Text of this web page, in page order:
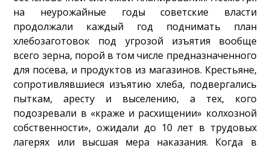
на неурожайные годы советские власти
продолжали каждый год поднимать план
хлебозаготовок под угрозой изъятия вообще
всего зерна, порой в том числе предназначенного
для посева, и продуктов из магазинов. Крестьяне,
сопротивлявшиеся изъятию хлеба, подвергались
пыткам, аресту и выселению, а тех, кого
подозревали в «краже и расхищении» колхозной
собственности», ожидали до 10 лет в трудовых
лагерях или высшая мера наказания. Когда в